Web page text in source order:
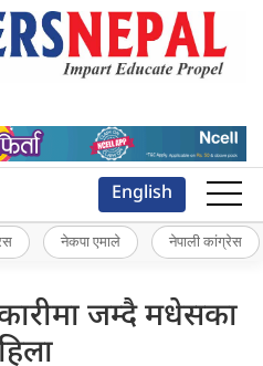
English
नेकपा एमाले नेपाली कांग्रेस
जम्दै मधेसका